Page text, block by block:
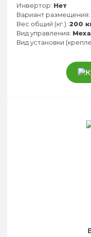
Инвертор: Нет
Вариант размещения:
Вес общий (кг.): 200
Вид управления:
Вид установки